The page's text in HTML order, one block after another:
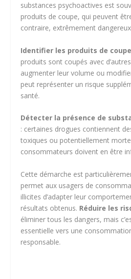
substances psychoactives est
produits de coupe, qui peuvent
contraire, extrêmement
Identifier les produits de coupe
produits sont coupés avec
augmenter leur volume ou
peut représenter un risque
santé.
Détecter la présence de
: certaines drogues contiennent
toxiques ou potentiellement
consommateurs doivent en être
Cette démarche est
permet aux usagers de
illicites d’adapter leur
résultats obtenus. Réduire les
éliminer tous les dangers, mais
essentielle vers une
responsable.